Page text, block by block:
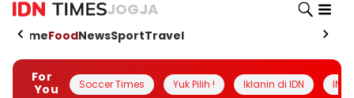
JOGJA
HomeFoodNewsSportTravel
For
You
Soccer Times Yuk Pilih ! Iklanin di IDN